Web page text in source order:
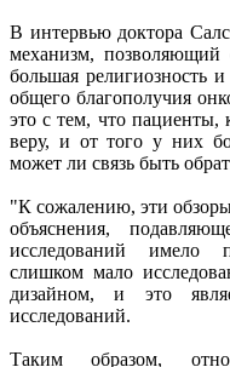
В интервью доктора
механизм, позволяющий
большая религиозность
общего благополучия
это с тем, что пациенты,
веру, и от того у них
может ли связь быть
"К сожалению, эти
объяснения,
исследований имело
слишком мало
дизайном, и это
исследований.
Таким образом,